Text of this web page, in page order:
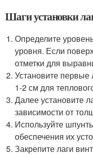
Шаги установки
Определите
уровня. Если
отметки для
Установите первые
1-2 см для
Далее установите
зависимости от
Используйте
обеспечения их
Закрепите лаги